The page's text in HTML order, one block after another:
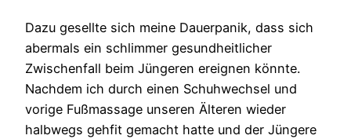
Dazu gesellte sich meine Dauerpanik, dass sich
abermals ein schlimmer gesundheitlicher
Zwischenfall beim Jüngeren ereignen könnte.
Nachdem ich durch einen Schuhwechsel und
vorige Fußmassage unseren Älteren wieder
halbwegs gehfit gemacht hatte und der Jüngere